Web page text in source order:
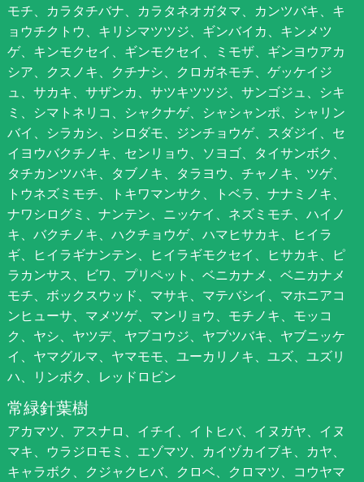
モチ、カラタチバナ、カラタネオガタマ、カンツバキ、キ
ョウチクトウ、キリシマツツジ、ギンバイカ、キンメツ
ゲ、キンモクセイ、ギンモクセイ、ミモザ、ギンヨウアカ
シア、クスノキ、クチナシ、クロガネモチ、ゲッケイジ
ュ、サカキ、サザンカ、サツキツツジ、サンゴジュ、シキ
ミ、シマトネリコ、シャクナゲ、シャシャンポ、シャリン
バイ、シラカシ、シロダモ、ジンチョウゲ、スダジイ、セ
イヨウバクチノキ、センリョウ、ソヨゴ、タイサンボク、
タチカンツバキ、タブノキ、タラヨウ、チャノキ、ツゲ、
トウネズミモチ、トキワマンサク、トベラ、ナナミノキ、
ナワシログミ、ナンテン、ニッケイ、ネズミモチ、ハイノ
キ、バクチノキ、ハクチョウゲ、ハマヒサカキ、ヒイラ
ギ、ヒイラギナンテン、ヒイラギモクセイ、ヒサカキ、ピ
ラカンサス、ビワ、プリペット、ベニカナメ、ベニカナメ
モチ、ボックスウッド、マサキ、マテバシイ、マホニアコ
ンヒューサ、マメツゲ、マンリョウ、モチノキ、モッコ
ク、ヤシ、ヤツデ、ヤブコウジ、ヤブツバキ、ヤブニッケ
イ、ヤマグルマ、ヤマモモ、ユーカリノキ、ユズ、ユズリ
ハ、リンボク、レッドロビン
常緑針葉樹
アカマツ、アスナロ、イチイ、イトヒバ、イヌガヤ、イヌ
マキ、ウラジロモミ、エゾマツ、カイヅカイブキ、カヤ、
キャラボク、クジャクヒバ、クロベ、クロマツ、コウヤマ